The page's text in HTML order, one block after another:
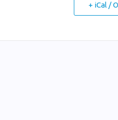
+ iCal /